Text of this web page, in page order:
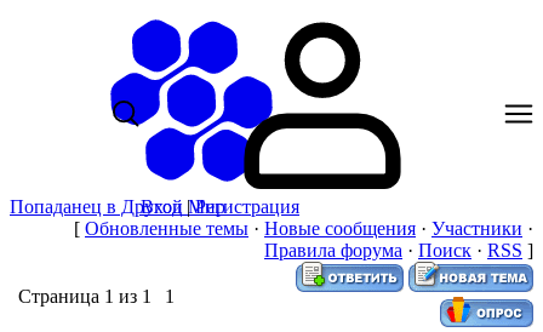
Попаданец в Другой Мир
Вход |Регистрация
[ Обновленные темы · Новые сообщения · Участники ·
Правила форума · Поиск · RSS ]
Страница 1 из 1 1